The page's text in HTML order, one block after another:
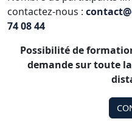
contactez-nous :
74 08 44
Possibilité de
demande sur toute